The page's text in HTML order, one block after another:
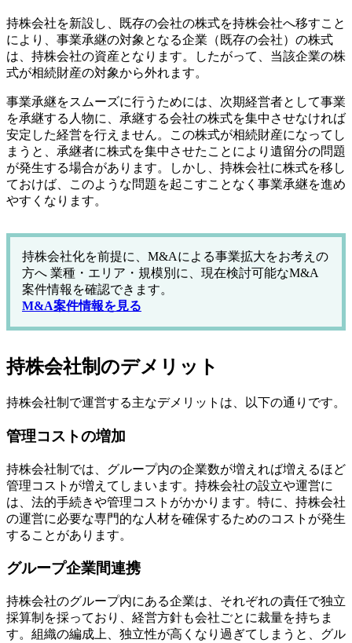
持株会社を新設し、既存の会社の株式を持株会社へ移すこと
により、事業承継の対象となる企業（既存の会社）の株式
は、持株会社の資産となります。したがって、当該企業の株
式が相続財産の対象から外れます。
事業承継をスムーズに行うためには、次期経営者として事業
を承継する人物に、承継する会社の株式を集中させなければ
安定した経営を行えません。この株式が相続財産になってし
まうと、承継者に株式を集中させたことにより遺留分の問題
が発生する場合があります。しかし、持株会社に株式を移し
ておけば、このような問題を起こすことなく事業承継を進め
やすくなります。
持株会社化を前提に、M&Aによる事業拡大をお考えの
方へ 業種・エリア・規模別に、現在検討可能なM&A
案件情報を確認できます。
M&A案件情報を見る
持株会社制のデメリット
持株会社制で運営する主なデメリットは、以下の通りです。
管理コストの増加
持株会社制では、グループ内の企業数が増えれば増えるほど
管理コストが増えてしまいます。持株会社の設立や運営に
は、法的手続きや管理コストがかかります。特に、持株会社
の運営に必要な専門的な人材を確保するためのコストが発生
することがあります。
グループ企業間連携
持株会社のグループ内にある企業は、それぞれの責任で独立
採算制を採っており、経営方針も会社ごとに裁量を持ちま
す。組織の編成上、独立性が高くなり過ぎてしまうと、グル